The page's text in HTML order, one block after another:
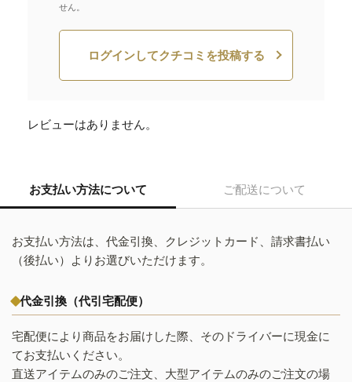
せん。
ログインしてクチコミを投稿する
レビューはありません。
お支払い方法について ご配送について
お支払い方法は、代金引換、クレジットカード、請求書払い
（後払い）よりお選びいただけます。
代金引換（代引宅配便）
宅配便により商品をお届けした際、そのドライバーに現金に
てお支払いください。
直送アイテムのみのご注文、大型アイテムのみのご注文の場